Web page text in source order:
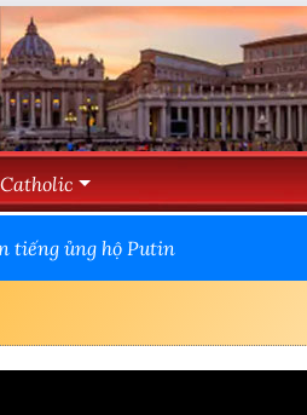
tiếng ủng hộ Putin